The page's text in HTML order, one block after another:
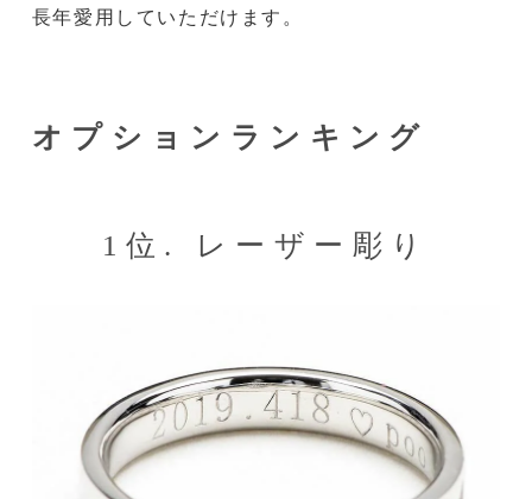
長年愛用していただけます。
オプションランキング
1位. レーザー彫り